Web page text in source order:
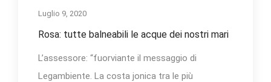
Luglio 9, 2020
Rosa: tutte balneabili le acque dei nostri mari
L’assessore: “fuorviante il messaggio di
Legambiente. La costa jonica tra le più